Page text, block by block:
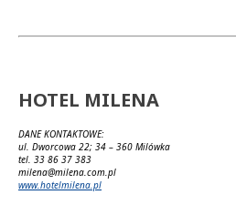
HOTEL MILENA
DANE KONTAKTOWE:
ul. Dworcowa 22; 34 – 360 Milówka
tel. 33 86 37 383
milena@milena.com.pl
www.hotelmilena.pl